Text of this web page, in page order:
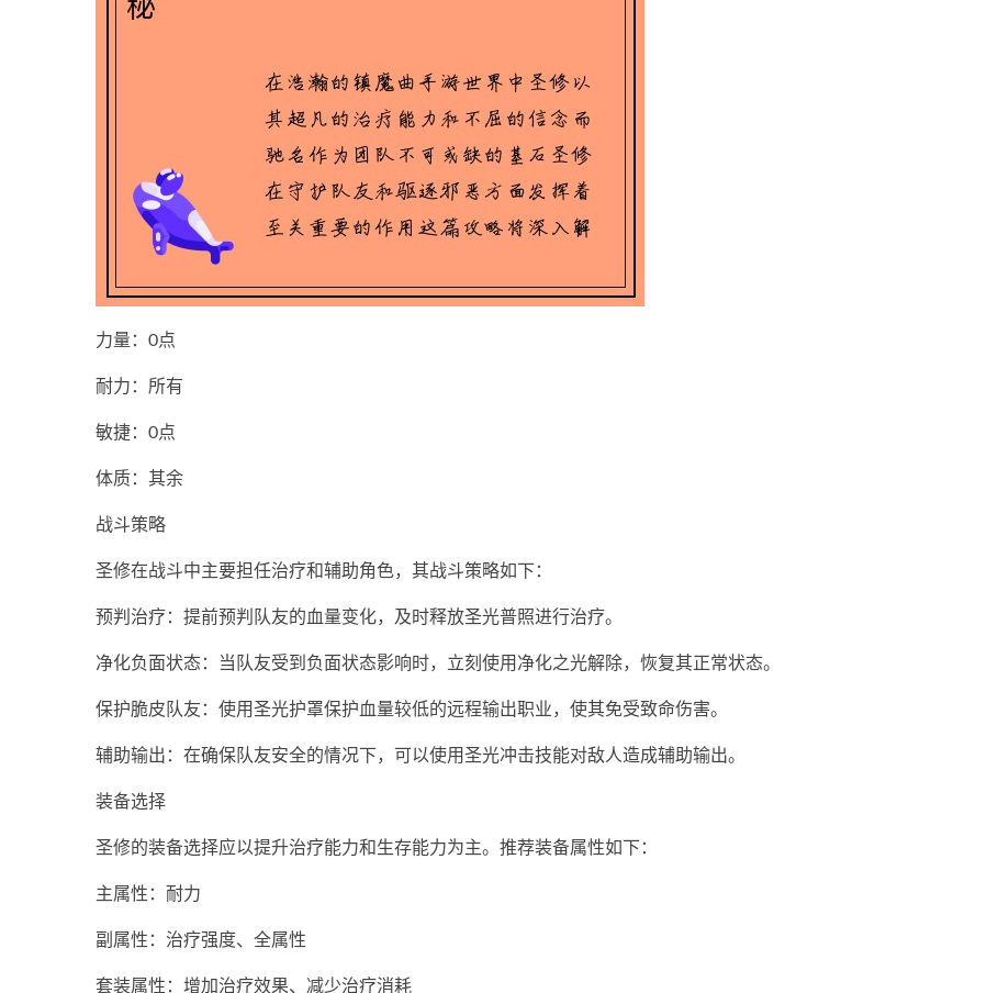
力量：0点
耐力：所有
敏捷：0点
体质：其余
战斗策略
圣修在战斗中主要担任治疗和辅助角色，其战斗策略如下：
预判治疗：提前预判队友的血量变化，及时释放圣光普照进行治疗。
净化负面状态：当队友受到负面状态影响时，立刻使用净化之光解除，恢复其正常状态。
保护脆皮队友：使用圣光护罩保护血量较低的远程输出职业，使其免受致命伤害。
辅助输出：在确保队友安全的情况下，可以使用圣光冲击技能对敌人造成辅助输出。
装备选择
圣修的装备选择应以提升治疗能力和生存能力为主。推荐装备属性如下：
主属性：耐力
副属性：治疗强度、全属性
套装属性：增加治疗效果、减少治疗消耗